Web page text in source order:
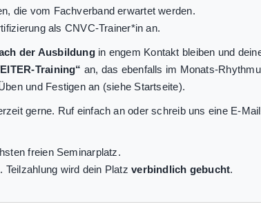
die vom Fachverband erwartet werden.
als CNVC-Trainer*in an.
der Ausbildungin engem Kontakt bleiben und
Training“ an, das ebenfalls im Monats-
und Festigen an (siehe Startseite).
gerne. Ruf einfach an oder schreib uns eine E-
freien Seminarplatz.
Teilzahlung wird dein Platzverbindlich gebucht.